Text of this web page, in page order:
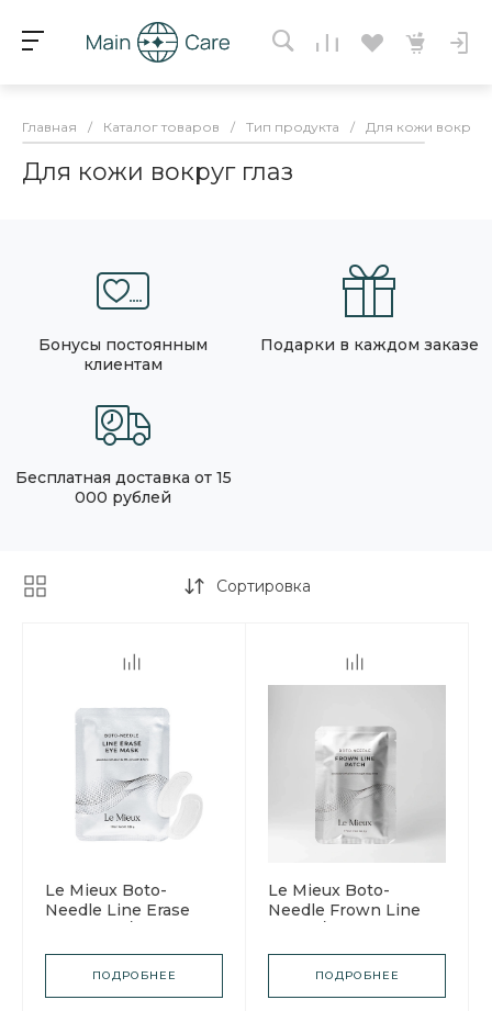
Главная / Каталог товаров / Тип продукта / Для кожи вокруг
Для кожи вокруг глаз
Бонусы постоянным
клиентам
Подарки в каждом заказе
Бесплатная доставка от 15
000 рублей
Сортировка
Le Mieux Boto-
Needle Line Erase
Бото-патчи для кожи
вокруг глаз
ПОДРОБНЕЕ
Le Mieux Boto-
Needle Frown Line
Бото-патчи для зоны
межбровья
ПОДРОБНЕЕ